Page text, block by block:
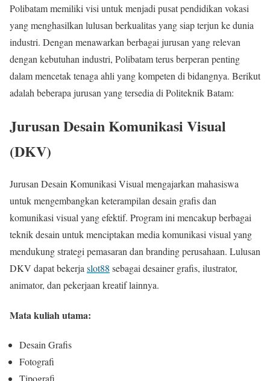
Polibatam memiliki visi untuk menjadi pusat pendidikan vokasi
yang menghasilkan lulusan berkualitas yang siap terjun ke dunia
industri. Dengan menawarkan berbagai jurusan yang relevan
dengan kebutuhan industri, Polibatam terus berperan penting
dalam mencetak tenaga ahli yang kompeten di bidangnya. Berikut
adalah beberapa jurusan yang tersedia di Politeknik Batam:
Jurusan Desain Komunikasi Visual
(DKV)
Jurusan Desain Komunikasi Visual mengajarkan mahasiswa
untuk mengembangkan keterampilan desain grafis dan
komunikasi visual yang efektif. Program ini mencakup berbagai
teknik desain untuk menciptakan media komunikasi visual yang
mendukung strategi pemasaran dan branding perusahaan. Lulusan
DKV dapat bekerjaslot88 sebagai desainer grafis, ilustrator,
animator, dan pekerjaan kreatif lainnya.
Mata kuliah utama:
Desain Grafis
Fotografi
Tipografi